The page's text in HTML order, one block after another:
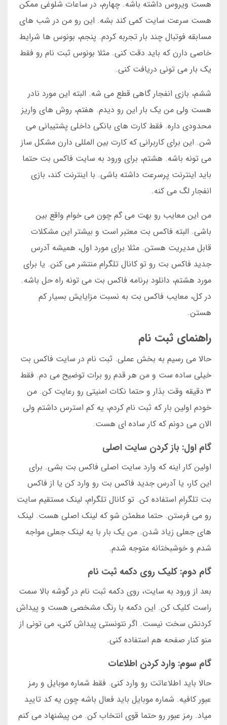
هست ویروس داشته باشه. چهارم، در ساعات شلوغی ممکن
هست سرعت سایت کمی کند بشه. این رو من در شب های
مسابقه فوتبال چند بار تجربه کردم. پنجم، بونوس ها شرایط
خاصی دارن که باید دقت کنی. مثلا بونوس ثبت نام رو فقط
یک بار می تونی دریافت کنی.
ششم، بازی انفجار گاهی قطع می شه. البته این مورد نادر
هست ولی من یک بار این رو دیدم. هفتم، روش های واریز
محدودی داره. فقط کارت های بانکی داخلی پشتیبانی می
شن. این برای کاربرانی که کارت بین المللی دارن مشکل ساز
می تونه باشه. هشتم، برای ورود به سایت فاکس بت حتما
باید اینترنت پرسرعت داشته باشی. با اینترنت کند، بازی
انفجار لگ می کنه.
من این معایب رو بهت می گم چون می خوام واقع بین
باشی. البته فاکس بت معتبر است و بیشتر این مشکلات
قابل مدیریت هستن. مثلا برای مورد اول، همیشه آدرس
جدید فاکس بت رو تو کانال تلگرام منتشر می کنن. یا برای
مورد هشتم، دانلود برنامه فاکس بت می تونه راه حل باشه.
در کل، معایب فاکس بت به نسبت مزایایش بسیار کم
هستن.
راهنمای ثبت نام
حالا می رسیم به بخش عملی. ثبت نام در سایت فاکس بت
خیلی ساده ست و من هر قدم رو برات توضیح می دم. فقط
۳ دقیقه وقت بذار و حتما نکات امنیتی رو رعایت کن. من
خودم اولین بار که ثبت نام کردم، یه کم استرس داشتم ولی
الان می دونم که کار ساده ای هست.
گام اول: باز کردن سایت اصلی
اولین کار اینه که وارد سایت اصلی فاکس بت بشی. برای
این کار، یا آدرس جدید فاکس بت رو وارد کن یا از فاکس
بت تلگرام استفاده کن. تو کانال تلگرام، لینک مستقیم سایت
رو می فرستن. حتما مطمئن شو که لینک اصلی هست. لینک
های جعلی زیاد شدن. من یک بار با یه لینک جعلی مواجه
شدم و خوشبختانه متوجه شدم.
گام دوم: کلیک روی دکمه ثبت نام
بعد از ورود به سایت، روی دکمه ثبت نام در گوشه بالا سمت
راست کلیک کن. این دکمه با رنگ مشخصی هست و پیداش
کردنش سخت نیست. اگر نتونستی پیداش کنی، می تونی از
منو کنار صفحه هم استفاده کنی.
گام سوم: وارد کردن اطلاعات
حالا باید اطلاعاتت رو وارد کنی. فقط شماره موبایل و رمز
عبور کافیه. شماره موبایل باید فعال باشه چون یه کد تایید
میاد. رمز عبور رو حتما قوی انتخاب کن. من پیشنهاد می کنم